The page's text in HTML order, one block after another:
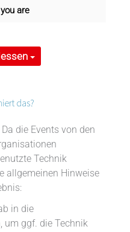
are
das?
die Events von den
Technik
allgemeinen Hinweise
in die
um ggf. die Technik